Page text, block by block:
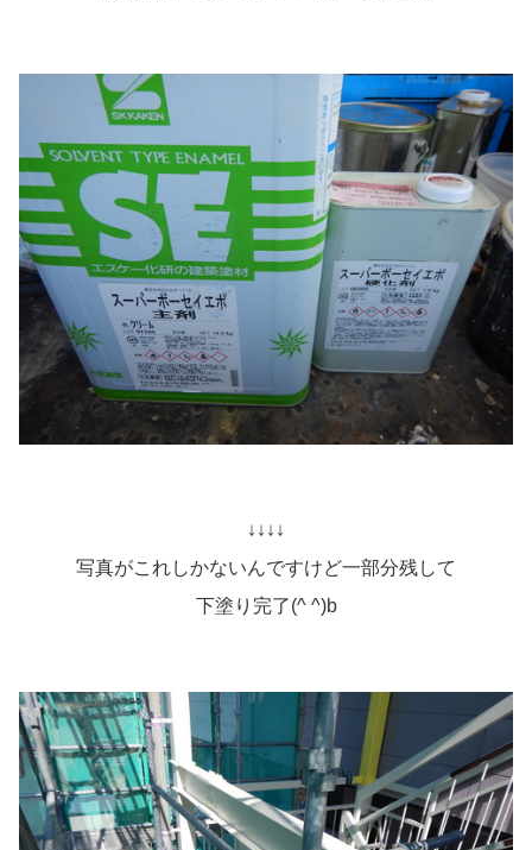
↓↓↓↓
写真がこれしかないんですけど一部分残して
下塗り完了(^ ^)b